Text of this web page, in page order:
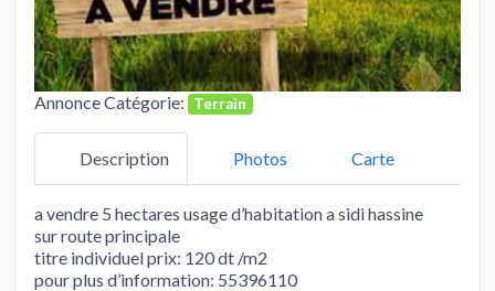
Annonce Catégorie: Terrain
Description Photos Carte
a vendre 5 hectares usage d’habitation a sidi hassine
sur route principale
titre individuel prix: 120 dt /m2
pour plus d’information: 55396110